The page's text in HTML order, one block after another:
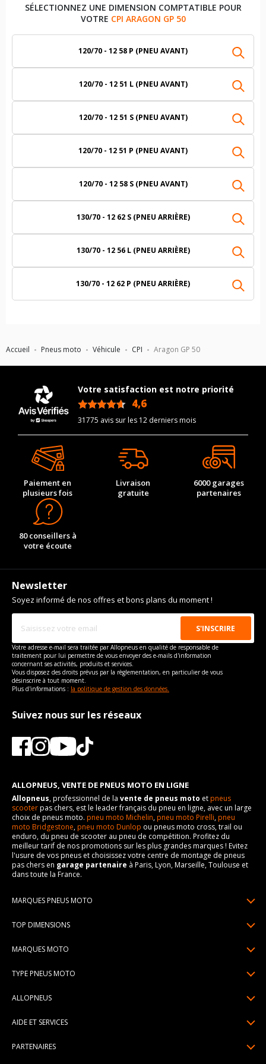
Accueil Pneus moto Véhicule CPI Aragon GP 50
SÉLECTIONNEZ UNE DIMENSION COMPTATIBLE POUR
VOTRE CPI ARAGON GP 50
120/70 - 12 58 P (PNEU AVANT)
120/70 - 12 51 L (PNEU AVANT)
120/70 - 12 51 S (PNEU AVANT)
120/70 - 12 51 P (PNEU AVANT)
120/70 - 12 58 S (PNEU AVANT)
130/70 - 12 62 S (PNEU ARRIÈRE)
130/70 - 12 56 L (PNEU ARRIÈRE)
130/70 - 12 62 P (PNEU ARRIÈRE)
Votre satisfaction est notre priorité
4,6
31775 avis sur les 12 derniers mois
Paiement en
plusieurs fois
Livraison
gratuite
6000 garages
partenaires
80 conseillers à
votre écoute
Newsletter
Soyez informé de nos offres et bons plans du moment !
Votre adresse e-mail sera traitée par Allopneus en qualité de responsable de
traitement pour lui permettre de vous envoyer des e-mails d'information
concernant ses activités, produits et services.
Vous disposez des droits prévus par la règlementation, en particulier de vous
désinscrire à tout moment.
Plus d'informations : la politique de gestion des données.
Suivez nous sur les réseaux
ALLOPNEUS, VENTE DE PNEUS MOTO EN LIGNE
Allopneus, professionnel de la vente de pneus moto etpneus
scooterpas chers, est le leader français du pneu en ligne, avec un large
choix de pneus moto. pneu moto Michelin,pneu moto Pirelli,pneu
moto Bridgestone,pneu moto Dunlop ou pneus moto cross, trail ou
enduro, du pneu de scooter au pneu de compétition. Profitez du
meilleur tarif de nos promotions sur les plus grandes marques ! Evitez
l'usure de vos pneus et choisissez votre centre de montage de pneus
pas chers en garage partenaire à Paris, Lyon, Marseille, Toulouse et
dans toute la France.
MARQUES PNEUS MOTO
Pneus Continental
Pneus Metzeler
Pneus Mitas
TOP DIMENSIONS
150/70R17
180/55R17
190/55R17
MARQUES MOTO
Pneus Kawasaki
Pneus Suzuki
TYPE PNEUS MOTO
Pneus moto trail
ALLOPNEUS
Espace Presse
AIDE ET SERVICES
PARTENAIRES